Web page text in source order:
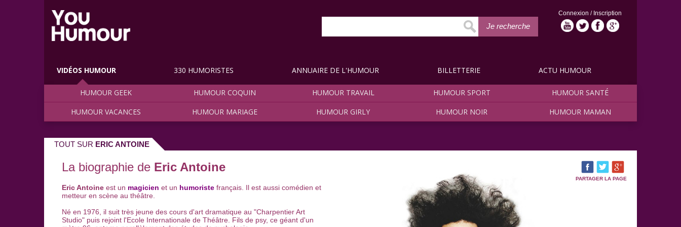
Connexion / Inscription
Je recherche
VIDÉOS HUMOUR
HUMOUR GEEK HUMOUR COQUIN HUMOUR TRAVAIL HUMOUR SPORT
HUMOUR SANTÉ
HUMOUR VACANCES
HUMOUR MARIAGE HUMOUR GIRLY HUMOUR NOIR HUMOUR MAMAN
330 HUMORISTES ANNUAIRE DE L'HUMOUR BILLETTERIE ACTU HUMOUR
TOUT SUR ERIC ANTOINE
PARTAGER LA PAGE
La biographie de Eric Antoine
Eric Antoine est un magicien et un humoriste français. Il est aussi comédien et
metteur en scène au théâtre.
Né en 1976, il suit très jeune des cours d'art dramatique au "Charpentier Art
Studio" puis rejoint l'Ecole Internationale de Théâtre. Fils de psy, ce géant d'un